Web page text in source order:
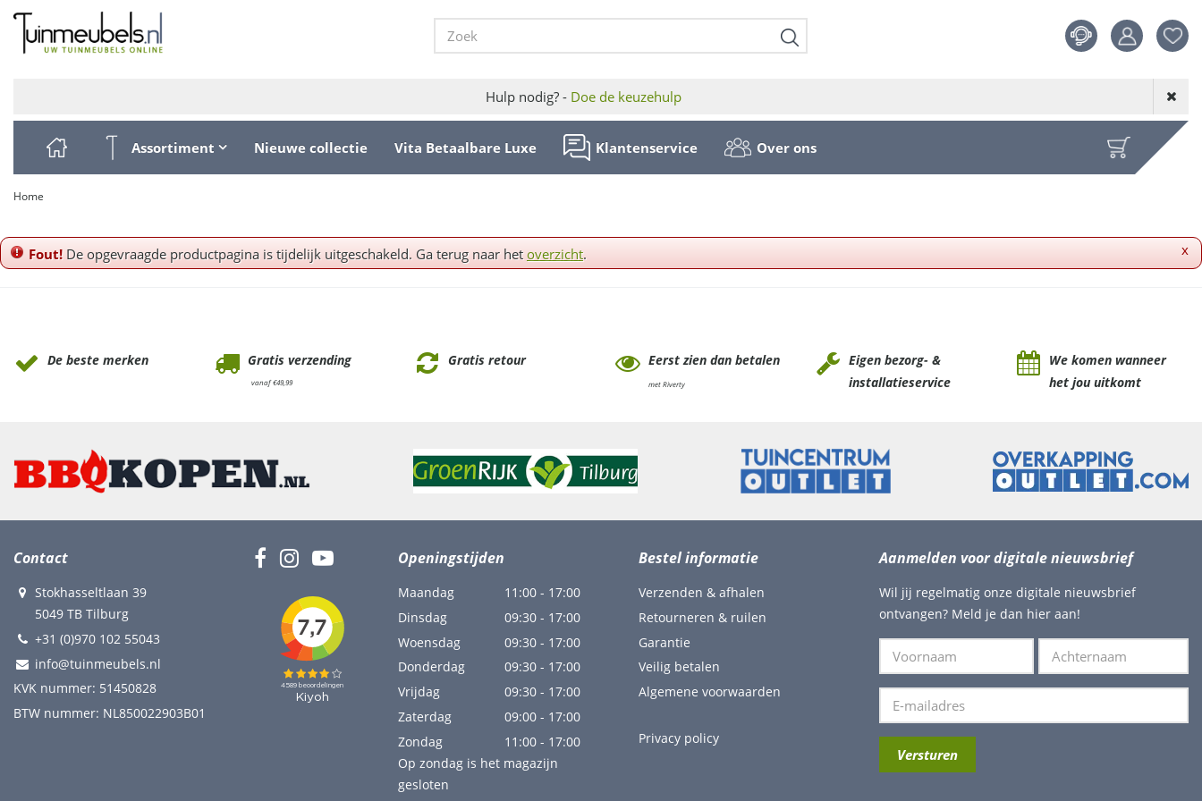
Ga
naar
content
Home
Hulp nodig? - Doe de keuzehulp
Assortiment Nieuwe collectie Vita Betaalbare Luxe Klantenservice Over ons
x
Fout! De opgevraagde productpagina is tijdelijk uitgeschakeld. Ga terug naar hetoverzicht.
De beste merken Gratis verzending
vanaf €49,99
Gratis retour Eerst zien dan betalen
met Riverty
Eigen bezorg- &
installatieservice
We komen wanneer
het jou uitkomt
Contact
Stokhasseltlaan 39
5049 TB Tilburg
+31 (0)970 102 55043
info@tuinmeubels.nl
KVK nummer: 51450828
BTW nummer: NL850022903B01
Openingstijden
Maandag
11:00 - 17:00
Dinsdag
09:30 - 17:00
Woensdag
09:30 - 17:00
Donderdag
09:30 - 17:00
Vrijdag
09:30 - 17:00
Zaterdag
09:00 - 17:00
Zondag
11:00 - 17:00
Op zondag is het magazijn
gesloten
Bestel informatie
Verzenden & afhalen
Retourneren & ruilen
Garantie
Veilig betalen
Algemene voorwaarden
Privacy policy
Aanmelden voor digitale nieuwsbrief
Wil jij regelmatig onze digitale nieuwsbrief
ontvangen? Meld je dan hier aan!